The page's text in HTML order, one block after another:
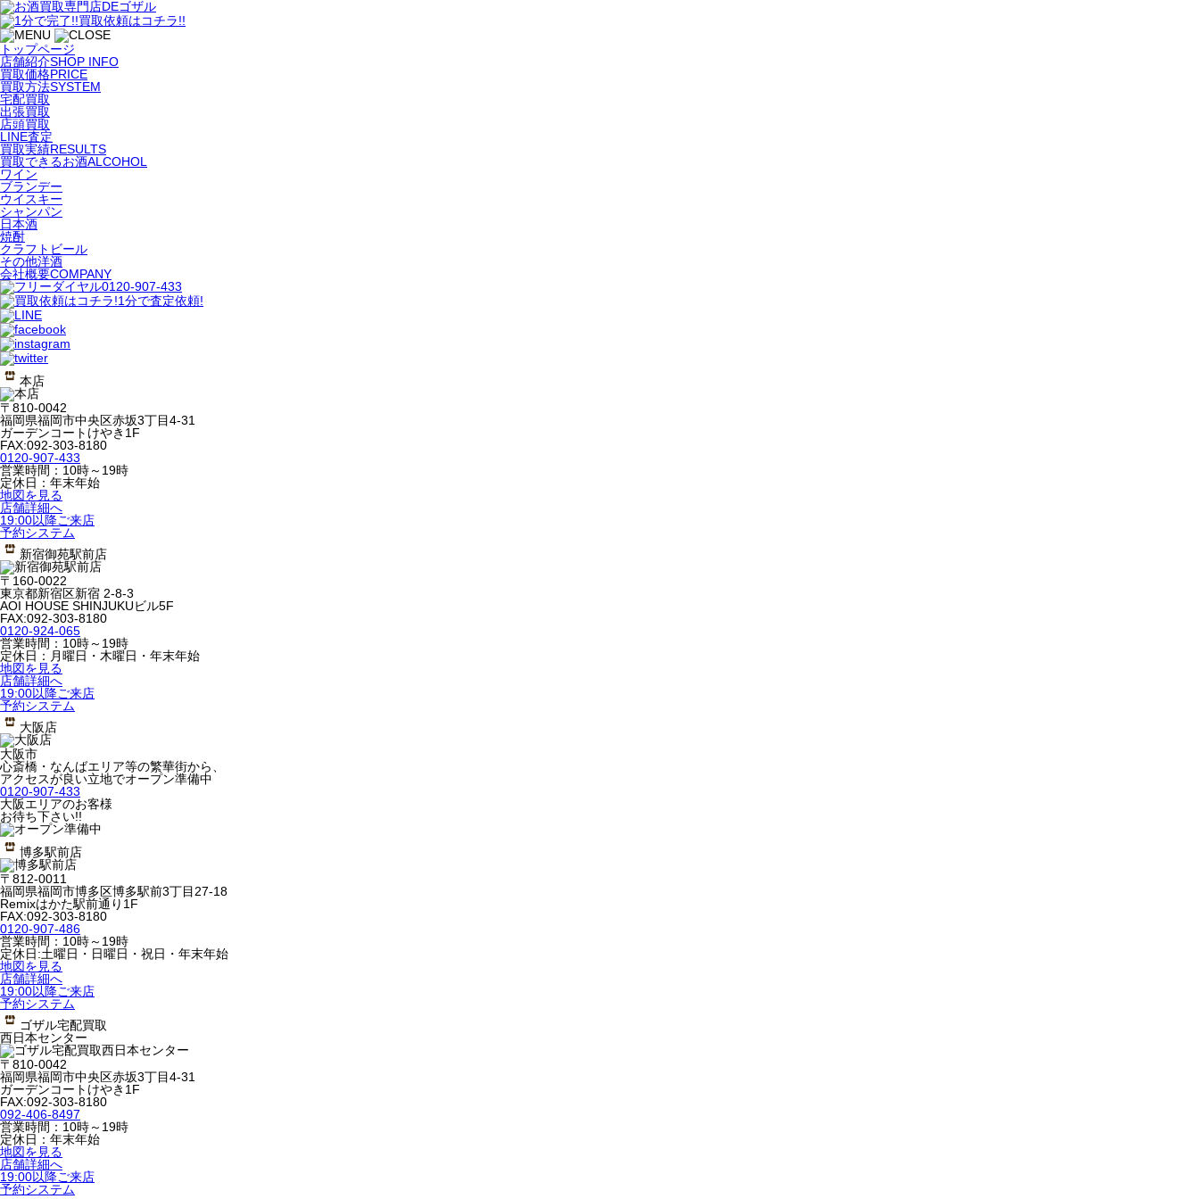
トップページ
店舗紹介SHOP INFO
買取価格PRICE
買取方法SYSTEM
宅配買取
出張買取
店頭買取
LINE査定
買取実績RESULTS
買取できるお酒ALCOHOL
ワイン
ブランデー
ウイスキー
シャンパン
日本酒
焼酎
クラフトビール
その他洋酒
会社概要COMPANY
本店
〒810-0042
福岡県福岡市中央区赤坂3丁目4-31
ガーデンコートけやき1F
FAX:092-303-8180
0120-907-433
営業時間：10時～19時
定休日：年末年始
地図を見る
店舗詳細へ
19:00以降ご来店
予約システム
新宿御苑駅前店
〒160-0022
東京都新宿区新宿 2-8-3
AOI HOUSE SHINJUKUビル5F
FAX:092-303-8180
0120-924-065
営業時間：10時～19時
定休日：月曜日・木曜日・年末年始
地図を見る
店舗詳細へ
19:00以降ご来店
予約システム
大阪店
大阪市
心斎橋・なんばエリア等の繁華街から、
アクセスが良い立地でオープン準備中
0120-907-433
大阪エリアのお客様
お待ち下さい!!
博多駅前店
〒812-0011
福岡県福岡市博多区博多駅前3丁目27-18
Remixはかた駅前通り1F
FAX:092-303-8180
0120-907-486
営業時間：10時～19時
定休日:土曜日・日曜日・祝日・年末年始
地図を見る
店舗詳細へ
19:00以降ご来店
予約システム
ゴザル宅配買取
西日本センター
〒810-0042
福岡県福岡市中央区赤坂3丁目4-31
ガーデンコートけやき1F
FAX:092-303-8180
092-406-8497
営業時間：10時～19時
定休日：年末年始
地図を見る
店舗詳細へ
19:00以降ご来店
予約システム